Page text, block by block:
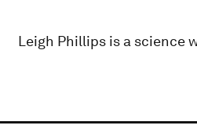
Leigh Phillips is a science